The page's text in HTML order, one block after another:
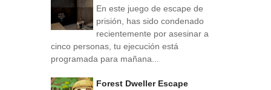
En este juego de escape de
prisión, has sido condenado
recientemente por asesinar a
cinco personas, tu ejecución está
programada para mañana...
Forest Dweller Escape